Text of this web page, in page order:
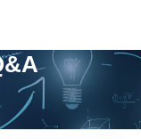
えて行きたいです。どのよう